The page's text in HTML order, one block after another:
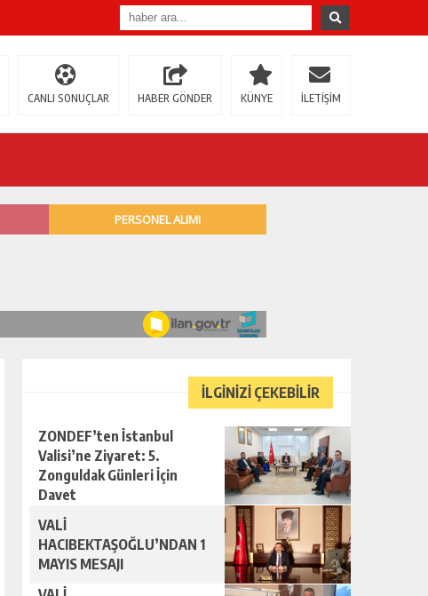
CANLI SONUÇLAR HABER GÖNDER KÜNYE İLETİŞİM
İLGİNİZİ ÇEKEBİLİR
ZONDEF’ten İstanbul
Valisi’ne Ziyaret: 5.
Zonguldak Günleri İçin
Davet
VALİ
HACIBEKTAŞOĞLU’NDAN 1
MAYIS MESAJI